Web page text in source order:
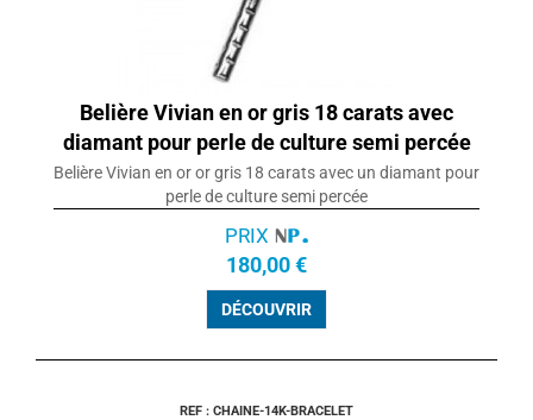
Belière Vivian en or gris 18 carats avec
diamant pour perle de culture semi percée
Belière Vivian en or or gris 18 carats avec un diamant pour
perle de culture semi percée
PRIX
180,00 €
DÉCOUVRIR
REF : CHAINE-14K-BRACELET